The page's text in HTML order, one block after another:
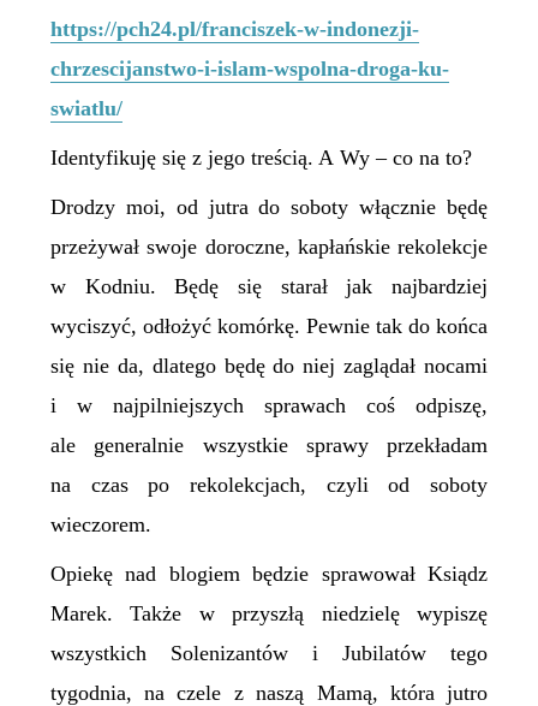
https://pch24.pl/franciszek-w-indonezji-
chrzescijanstwo-i-islam-wspolna-droga-ku-
swiatlu/
Identyfikuję się z jego treścią. A Wy – co na to?
Drodzy moi, od jutra do soboty włącznie będę
przeżywał swoje doroczne, kapłańskie rekolekcje
w Kodniu. Będę się starał jak najbardziej
wyciszyć, odłożyć komórkę. Pewnie tak do końca
się nie da, dlatego będę do niej zaglądał nocami
i w najpilniejszych sprawach coś odpiszę,
ale generalnie wszystkie sprawy przekładam
na czas po rekolekcjach, czyli od soboty
wieczorem.
Opiekę nad blogiem będzie sprawował Ksiądz
Marek. Także w przyszłą niedzielę wypiszę
wszystkich Solenizantów i Jubilatów tego
tygodnia, na czele z naszą Mamą, która jutro